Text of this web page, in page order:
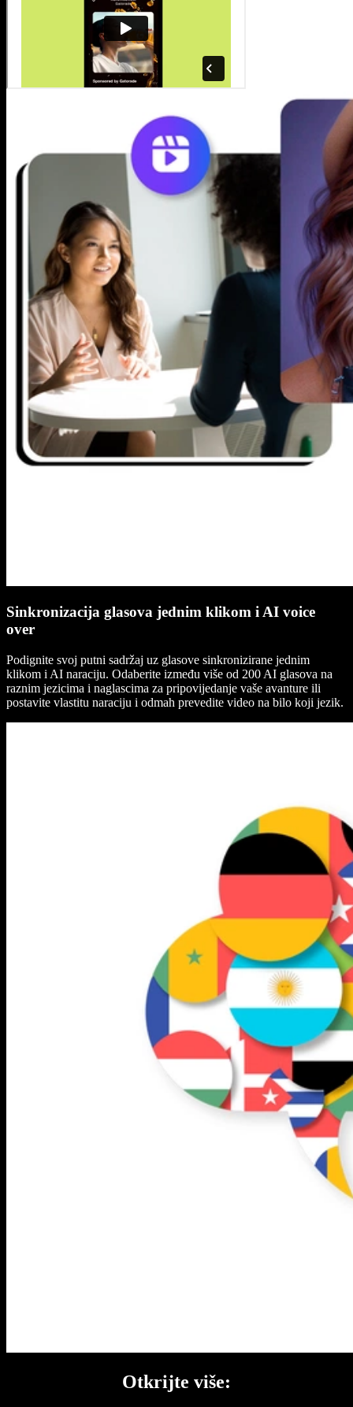
Sinkronizacija glasova jednim klikom i AI voice
over
Podignite svoj putni sadržaj uz glasove sinkronizirane jednim
klikom i AI naraciju. Odaberite između više od 200 AI glasova na
raznim jezicima i naglascima za pripovijedanje vaše avanture ili
postavite vlastitu naraciju i odmah prevedite video na bilo koji jezik.
Otkrijte više: